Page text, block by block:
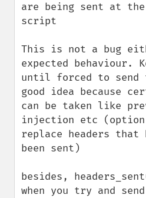
are being sent at
script
This is not a bug
expected behaviour.
until forced to send
good idea because
can be taken like
injection etc
replace headers that
been sent)
besides,
when you try and